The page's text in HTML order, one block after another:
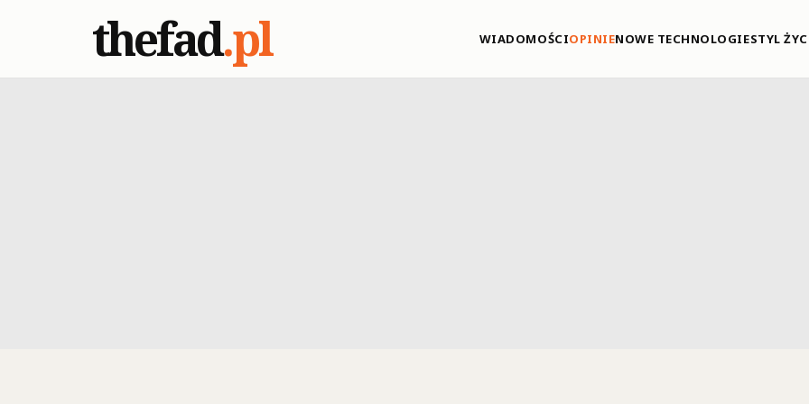
thefad.pl WIADOMOŚCIOPINIENOWE TECHNOLOGIESTYL